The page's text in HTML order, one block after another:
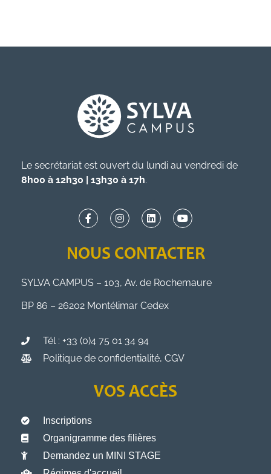
Le secrétariat est ouvert du lundi au vendredi de
8h00 à 12h30 | 13h30 à 17h.
NOUS CONTACTER
SYLVA CAMPUS – 103, Av. de Rochemaure
BP 86 – 26202 Montélimar Cedex
Tél : +33 (0)4 75 01 34 94
Politique de confidentialité, CGV
VOS ACCÈS
Inscriptions
Organigramme des filières
Demandez un MINI STAGE